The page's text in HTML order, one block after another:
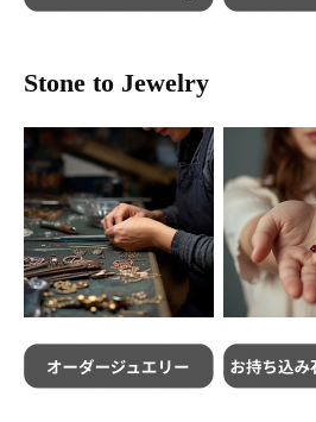
Stone to Jewelry